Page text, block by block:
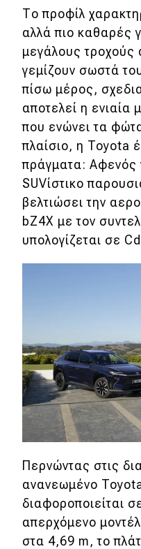
Το προφίλ
αλλά πιο καθαρές
μεγάλους
γεμίζουν σωστά
πίσω μέρος,
αποτελεί η
που ενώνει τα
πλαίσιο, η Toyota
πράγματα: Αφενός
SUVίστικο
βελτιώσει την
bZ4X με τον
υπολογίζεται σε
Περνώντας στις
ανανεωμένο
διαφοροποιείται
απερχόμενο
στα 4,69 m, το